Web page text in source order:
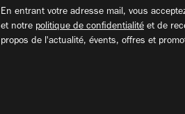
En entrant votre adresse mail, vous
et notre politique de confidentialité et de
propos de l'actualité, évents, offres et